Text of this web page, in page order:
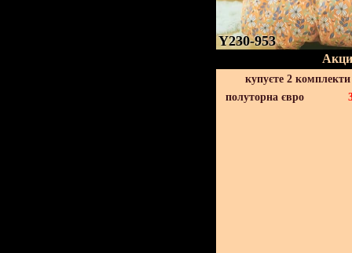
Y230-953
купуєте 2
полуторна євро